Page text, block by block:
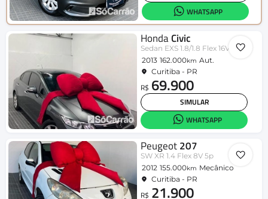
WHATSAPP
HondaCivic
Sedan EXS 1.8/1.8 Flex 16V Aut. 4p
2013 162.000km Aut.
Curitiba - PR
R$ 69.900
SIMULAR
WHATSAPP
Peugeot207
SW XR 1.4 Flex 8V 5p
2012 155.000km Mecânico
Curitiba - PR
R$ 21.900